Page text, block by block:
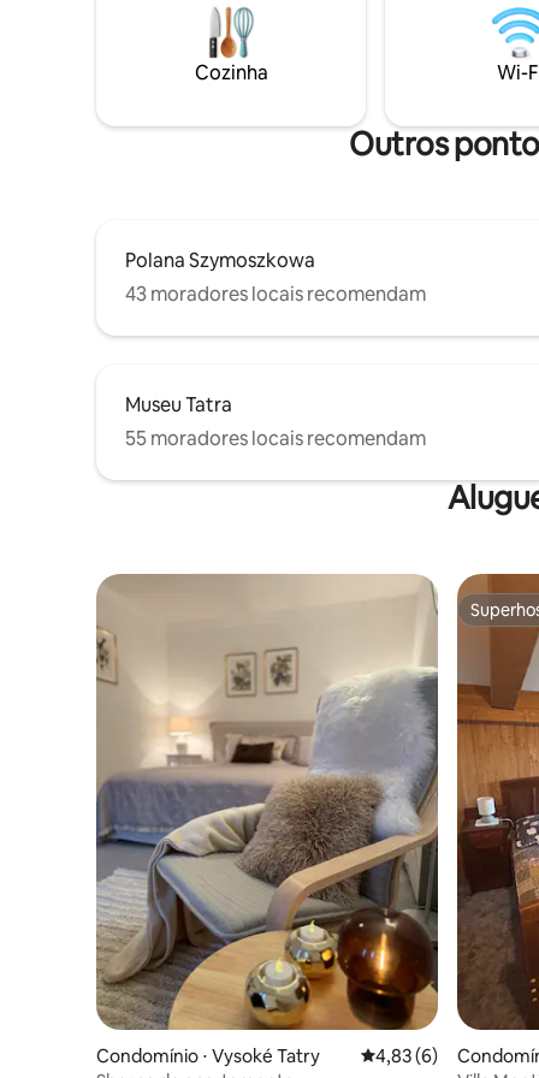
estadia confortável durante todo o ano.
O SMRECEK é a escolha ideal para uma
escapadinha romântica ou uma estadia
relaxante. Paz, natureza e espaço criam
pistas
Cozinha Wi-
Outros
Polana Szymoszkowa
43 moradores locais recomendam
Museu Tatra
55 moradores locais recomendam
Condomínio ⋅ Vysoké Tatry 4,83 de uma
4,83 (6)